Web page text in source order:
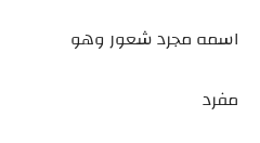
اسمه مجرد شعور وهو
مفرد